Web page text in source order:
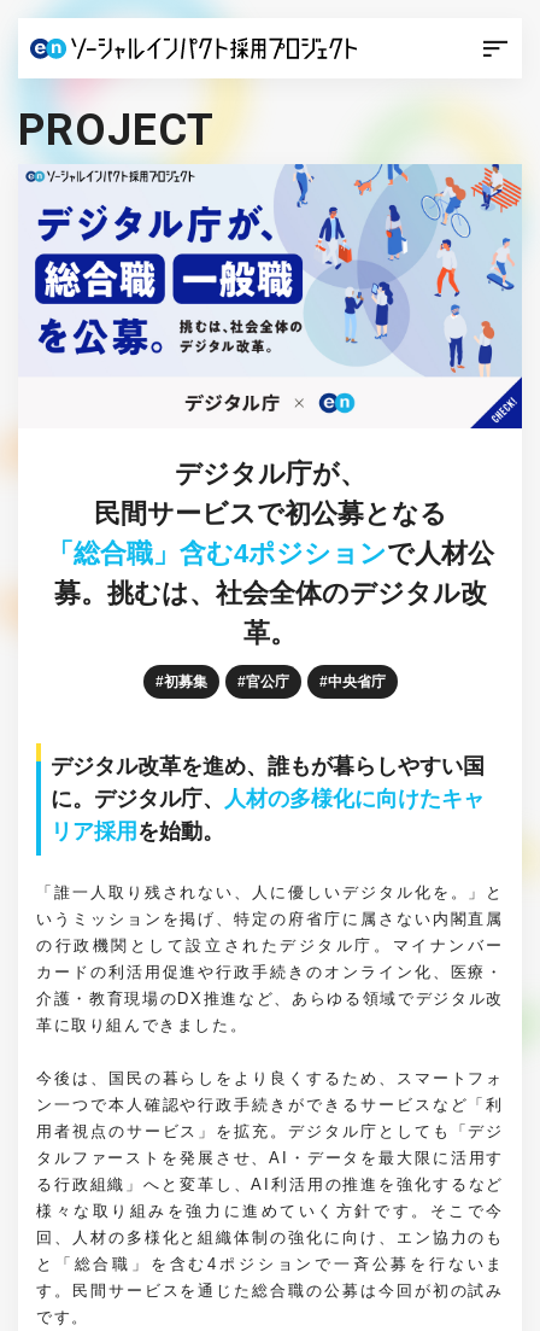
PROJECT
デジタル庁が、
民間サービスで初公募となる
「総合職」含む4ポジションで人材公
募。 挑むは、社会全体のデジタル改
革。
初募集 官公庁 中央省庁
デジタル改革を進め、誰もが暮らしやすい国
に。デジタル庁、 人材の多様化に向けたキャ
リア採用 を始動。
「誰一人取り残されない、人に優しいデジタル化を。」と
いうミッションを掲げ、特定の府省庁に属さない内閣直属
の行政機関として設立されたデジタル庁。マイナンバー
カードの利活用促進や行政手続きのオンライン化、医療・
介護・教育現場のDX推進など、あらゆる領域でデジタル改
革に取り組んできました。
今後は、国民の暮らしをより良くするため、スマートフォ
ン一つで本人確認や行政手続きができるサービスなど「利
用者視点のサービス」を拡充。デジタル庁としても「デジ
タルファーストを発展させ、AI・データを最大限に活用す
る行政組織」へと変革し、AI利活用の推進を強化するなど
様々な取り組みを強力に進めていく方針です。そこで今
回、人材の多様化と組織体制の強化に向け、エン協力のも
と「総合職」を含む4ポジションで一斉公募を行ないま
す。民間サービスを通じた総合職の公募は今回が初の試み
です。